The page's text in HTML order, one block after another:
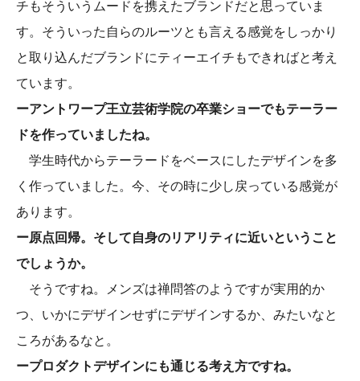
チもそういうムードを携えたブランドだと思っていま
す。そういった自らのルーツとも言える感覚をしっかり
と取り込んだブランドにティーエイチもできればと考え
ています。
ーアントワープ王立芸術学院の卒業ショーでもテーラー
ドを作っていましたね。
学生時代からテーラードをベースにしたデザインを多
く作っていました。今、その時に少し戻っている感覚が
あります。
ー原点回帰。そして自身のリアリティに近いということ
でしょうか。
そうですね。メンズは禅問答のようですが実用的か
つ、いかにデザインせずにデザインするか、みたいなと
ころがあるなと。
ープロダクトデザインにも通じる考え方ですね。